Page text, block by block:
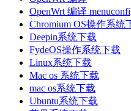
OpenWrt 编译
Chromium OS操作系统
Deepin系统下载
FydeOS操作系统下载
Linux系统下载
Mac os 系统下载
mac os系统下载
Ubuntu系统下载